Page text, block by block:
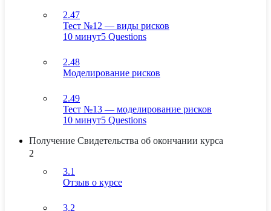
2.47
Тест №12 — виды рисков
10 минут5 Questions
2.48
Моделирование рисков
2.49
Тест №13 — моделирование рисков
10 минут5 Questions
Получение Свидетельства об окончании курса
2
3.1
Отзыв о курсе
3.2